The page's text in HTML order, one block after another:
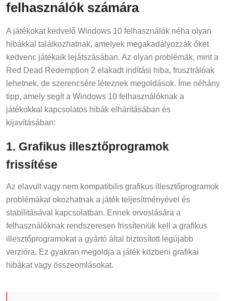
felhasználók számára
A játékokat kedvelő Windows 10 felhasználók néha olyan
hibákkal találkozhatnak, amelyek megakadályozzák őket
kedvenc játékaik lejátszásában. Az olyan problémák, mint a
Red Dead Redemption 2 elakadt indítási hiba, frusztrálóak
lehetnek, de szerencsére léteznek megoldások. Íme néhány
tipp, amely segít a Windows 10 felhasználóknak a
játékokkal kapcsolatos hibák elhárításában és
kijavításában:
1. Grafikus illesztőprogramok
frissítése
Az elavult vagy nem kompatibilis grafikus illesztőprogramok
problémákat okozhatnak a játék teljesítményével és
stabilitásával kapcsolatban. Ennek orvoslására a
felhasználóknak rendszeresen frissíteniük kell a grafikus
illesztőprogramokat a gyártó által biztosított legújabb
verzióra. Ez gyakran megoldja a játék közbeni grafikai
hibákat vagy összeomlásokat.